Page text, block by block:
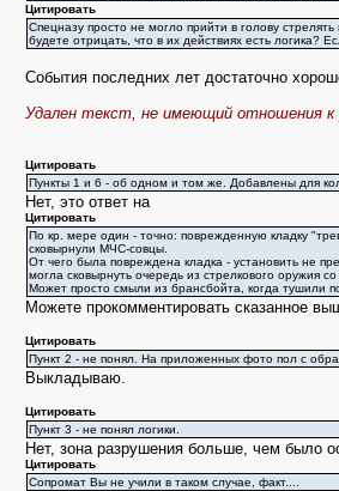
Цитировать
Спецназу просто не могло прийти в голову
будете отрицать, что в их действиях есть логика?
События последних лет достаточно
Удален текст, не имеющий отношения к
Цитировать
Пункты 1 и 6 - об одном и том же. Добавлены для
Нет, это ответ на
Цитировать
По кр. мере один - точно: поврежденную кладку
сковырнули МЧС-совцы.
От чего была повреждена кладка - установить не
могла сковырнуть очередь из стрелкового
Может просто смыли из брансбойта, когда тушили
Можете прокомментировать сказанное
Цитировать
Пункт 2 - не понял. На приложенных фото пол с
Выкладываю.
Цитировать
Пункт 3 - не понял логики.
Нет, зона разрушения больше, чем было
Цитировать
Сопромат Вы не учили в таком случае, факт....